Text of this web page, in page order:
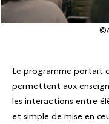
Le programme portait
permettent aux
les interactions entre
et simple de mise en